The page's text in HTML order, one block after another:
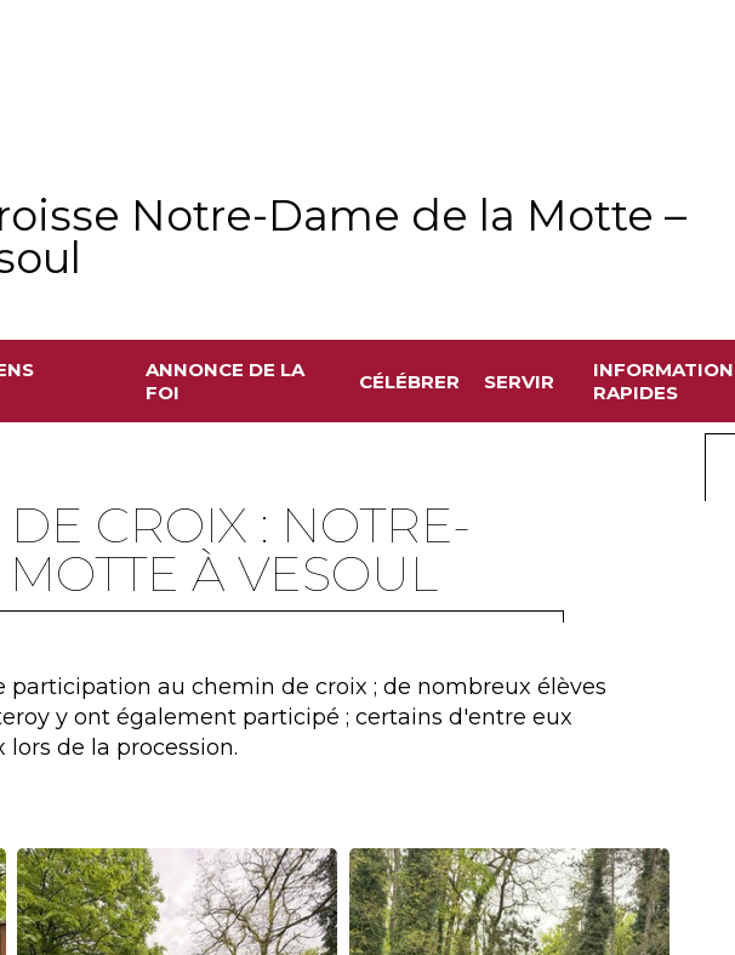
Notre-Dame de la Motte –
ANNONCE DE LA
FOI
CÉLÉBRER SERVIR
RAPIDES
CROIX : NOTRE-
À VESOUL
participation au chemin de croix ; de nombreux élèves
y ont également participé ; certains d'entre eux
de la procession.